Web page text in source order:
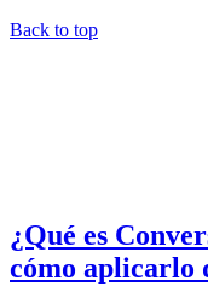
Back to top
¿Qué es
cómo aplicarlo